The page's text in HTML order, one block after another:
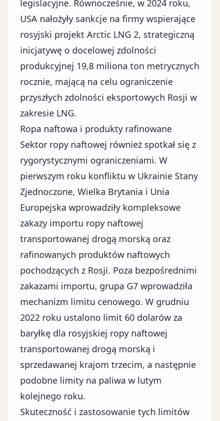
legislacyjne. Równocześnie, w 2024 roku,
USA nałożyły sankcje na firmy wspierające
rosyjski projekt Arctic LNG 2, strategiczną
inicjatywę o docelowej zdolności
produkcyjnej 19,8 miliona ton metrycznych
rocznie, mającą na celu ograniczenie
przyszłych zdolności eksportowych Rosji w
zakresie LNG.
Ropa naftowa i produkty rafinowane
Sektor ropy naftowej również spotkał się z
rygorystycznymi ograniczeniami. W
pierwszym roku konfliktu w Ukrainie Stany
Zjednoczone, Wielka Brytania i Unia
Europejska wprowadziły kompleksowe
zakazy importu ropy naftowej
transportowanej drogą morską oraz
rafinowanych produktów naftowych
pochodzących z Rosji. Poza bezpośrednimi
zakazami importu, grupa G7 wprowadziła
mechanizm limitu cenowego. W grudniu
2022 roku ustalono limit 60 dolarów za
baryłkę dla rosyjskiej ropy naftowej
transportowanej drogą morską i
sprzedawanej krajom trzecim, a następnie
podobne limity na paliwa w lutym
kolejnego roku.
Skuteczność i zastosowanie tych limitów